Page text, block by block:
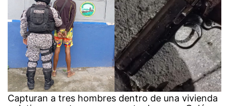
Capturan a tres hombres dentro de una vivienda